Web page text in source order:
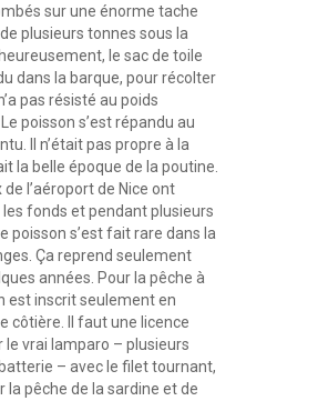
sur une énorme tache
plusieurs tonnes sous la
le sac de toile
dans la barque, pour récolter
pas résisté au poids
poisson s’est répandu au
Il n’était pas propre à la
la belle époque de la poutine.
de l’aéroport de Nice ont
fonds et pendant plusieurs
poisson s’est fait rare dans la
Ça reprend seulement
années. Pour la pêche à
est inscrit seulement en
côtière. Il faut une licence
le vrai lamparo – plusieurs
– avec le filet tournant,
la pêche de la sardine et de